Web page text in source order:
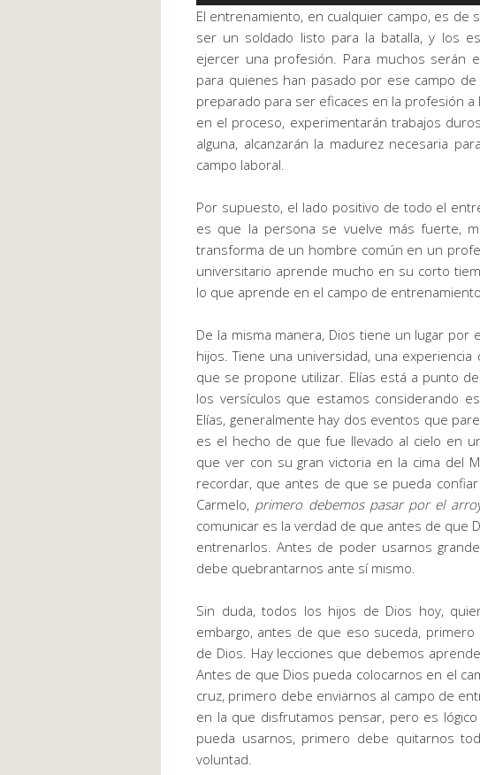
audio
El entrenamiento, en cualquier campo, es de
ser un soldado listo para la batalla, y los
ejercer una profesión. Para muchos serán
para quienes han pasado por ese campo
preparado para ser eficaces en la profesión
en el proceso, experimentarán trabajos
alguna, alcanzarán la madurez necesaria
campo laboral.
Por supuesto, el lado positivo de todo el
es que la persona se vuelve más fuerte,
transforma de un hombre común en un
universitario aprende mucho en su corto
lo que aprende en el campo de
De la misma manera, Dios tiene un lugar
hijos. Tiene una universidad, una
que se propone utilizar. Elías está a punto
los versículos que estamos considerando
Elías, generalmente hay dos eventos que
es el hecho de que fue llevado al cielo en
que ver con su gran victoria en la cima del
recordar, que antes de que se pueda
Carmelo, primero debemos pasar por el
comunicar es la verdad de que antes de que
entrenarlos. Antes de poder usarnos
debe quebrantarnos ante sí mismo.
Sin duda, todos los hijos de Dios hoy,
embargo, antes de que eso suceda,
de Dios. Hay lecciones que debemos
Antes de que Dios pueda colocarnos en el
cruz, primero debe enviarnos al campo de
en la que disfrutamos pensar, pero es
pueda usarnos, primero debe quitarnos
voluntad.